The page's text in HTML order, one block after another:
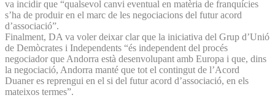
va incidir que “qualsevol canvi eventual en matèria de franquícies
s’ha de produir en el marc de les negociacions del futur acord
d’associació”.
Finalment, DA va voler deixar clar que la iniciativa del Grup d’Unió
de Demòcrates i Independents “és independent del procés
negociador que Andorra està desenvolupant amb Europa i que, dins
la negociació, Andorra manté que tot el contingut de l’Acord
Duaner es reprengui en el si del futur acord d’associació, en els
mateixos termes”.